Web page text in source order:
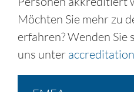
Personen akkreditiert
Möchten Sie mehr zu
erfahren? Wenden
uns unter